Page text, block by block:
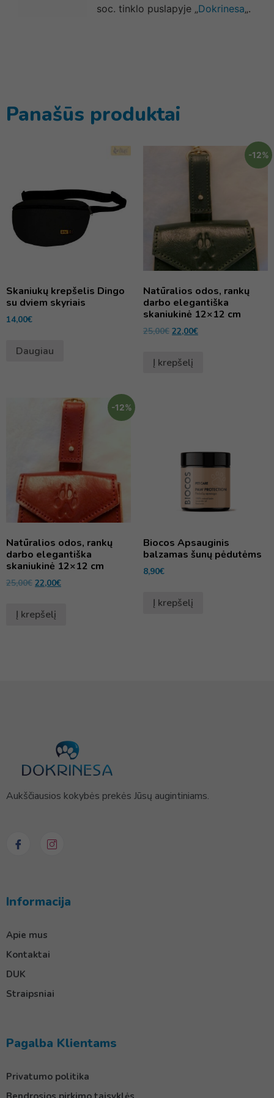
soc. tinklo puslapyje „Dokrinesa„.
Panašūs produktai
Skaniukų krepšelis Dingo
su dviem skyriais
14,00€
Daugiau
-12%
Natūralios odos, rankų
darbo elegantiška
skaniukinė 12×12 cm
25,00€ 22,00€
Į krepšelį
-12%
Natūralios odos, rankų
darbo elegantiška
skaniukinė 12×12 cm
25,00€ 22,00€
Į krepšelį
Biocos Apsauginis
balzamas šunų pėdutėms
8,90€
Į krepšelį
Aukščiausios kokybės prekės Jūsų augintiniams.
Informacija
Apie mus
Kontaktai
DUK
Straipsniai
Pagalba Klientams
Privatumo politika